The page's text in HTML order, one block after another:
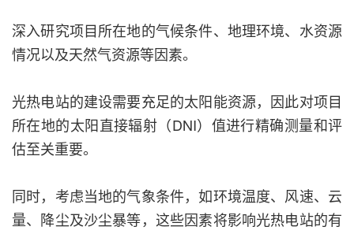
深入研究项目所在地的气候条件、地理环境、水资源
情况以及天然气资源等因素。
光热电站的建设需要充足的太阳能资源，因此对项目
所在地的太阳直接辐射（DNI）值进行精确测量和评
估至关重要。
同时，考虑当地的气象条件，如环境温度、风速、云
量、降尘及沙尘暴等，这些因素将影响光热电站的有